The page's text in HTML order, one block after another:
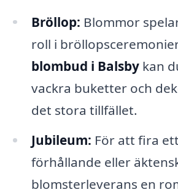
Bröllop: Blommor
roll i
blombud i Balsbykan
vackra buketter och
det stora tillfället.
Jubileum: För att fira
förhållande eller
blomsterleverans en